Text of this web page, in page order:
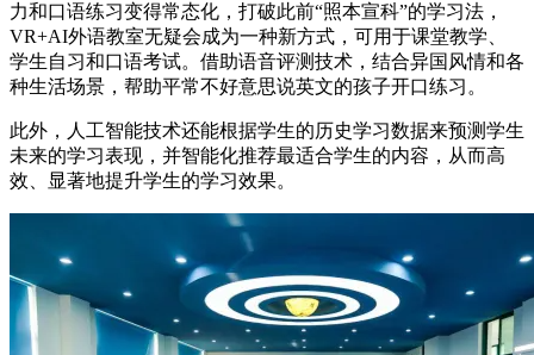
力和口语练习变得常态化，打破此前“照本宣科”的学习法，
VR+AI外语教室无疑会成为一种新方式，可用于课堂教学、
学生自习和口语考试。借助语音评测技术，结合异国风情和各
种生活场景，帮助平常不好意思说英文的孩子开口练习。
此外，人工智能技术还能根据学生的历史学习数据来预测学生
未来的学习表现，并智能化推荐最适合学生的内容，从而高
效、显著地提升学生的学习效果。